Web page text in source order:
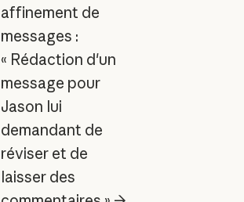
affinement de
messages :
« Rédaction d'un
message pour
Jason lui
demandant de
réviser et de
laisser des